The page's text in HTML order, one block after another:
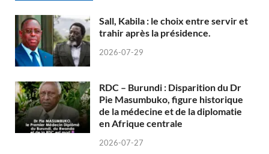
Sall, Kabila : le choix entre servir et
trahir après la présidence.
2026-07-29
RDC – Burundi : Disparition du Dr
Pie Masumbuko, figure historique
de la médecine et de la diplomatie
en Afrique centrale
2026-07-27